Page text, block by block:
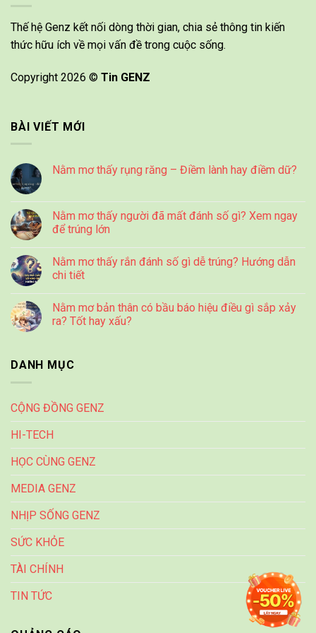
Thế hệ Genz kết nối dòng thời gian, chia sẻ thông tin kiến
thức hữu ích về mọi vấn đề trong cuộc sống.
Copyright 2026 © Tin GENZ
BÀI VIẾT MỚI
Nằm mơ thấy rụng răng – Điềm lành hay điềm dữ?
Nằm mơ thấy người đã mất đánh số gì? Xem ngay
để trúng lớn
Nằm mơ thấy rắn đánh số gì dễ trúng? Hướng dẫn
chi tiết
Nằm mơ bản thân có bầu báo hiệu điều gì sắp xảy
ra? Tốt hay xấu?
DANH MỤC
CỘNG ĐỒNG GENZ
HI-TECH
HỌC CÙNG GENZ
MEDIA GENZ
NHỊP SỐNG GENZ
SỨC KHỎE
TÀI CHÍNH
TIN TỨC